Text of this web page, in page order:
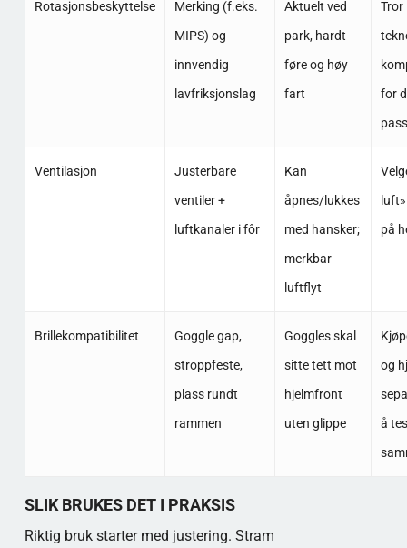
Rotasjonsbeskyttelse
Merking (f.eks.
MIPS) og
innvendig
lavfriksjonslag
Aktuelt ved
park, hardt
føre og høy
fart
Tror
for
Ventilasjon
Justerbare
ventiler +
luftkanaler i fôr
Kan
åpnes/lukkes
med hansker;
merkbar
luftflyt
på
Brillekompatibilitet
Goggle gap,
stroppfeste,
plass rundt
rammen
Goggles skal
sitte tett mot
hjelmfront
uten glippe
og
å
SLIK BRUKES DET I PRAKSIS
Riktig bruk starter med justering. Stram